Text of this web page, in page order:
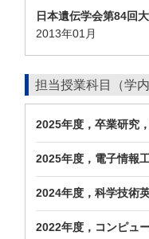
日本遺伝学会第84
2013年01月
担当授業科目（学内
2025年度，卒業研究
2025年度，電子情報
2024年度，科学技術
2022年度，コンピュ